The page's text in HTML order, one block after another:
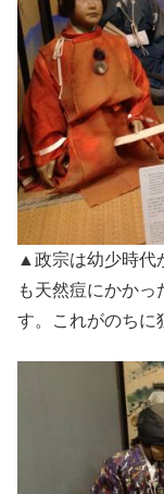
▲政宗は幼少時代
も天然痘にかかっ
す。これがのちに